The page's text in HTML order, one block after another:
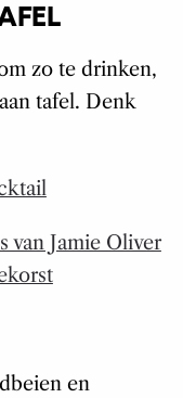
zo te drinken,
tafel. Denk
van Jamie Oliver
en